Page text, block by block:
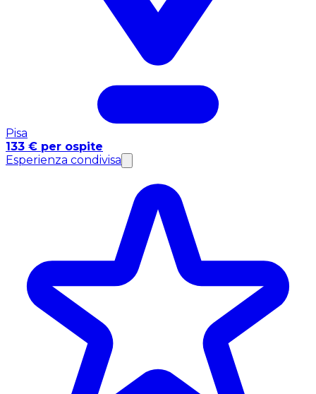
Pisa
133 € per ospite
Esperienza condivisa